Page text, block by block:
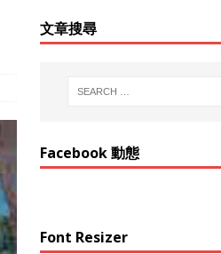
文章搜尋
Facebook 動態
Font Resizer